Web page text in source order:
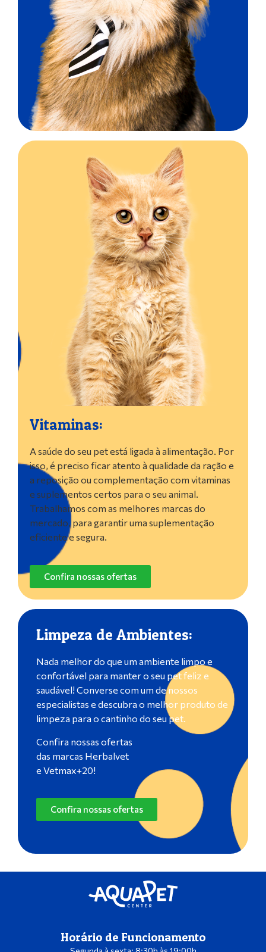
Vitaminas:
A saúde do seu pet está ligada à alimentação. Por
isso, é preciso ficar atento à qualidade da ração e
a reposição ou complementação com vitaminas
e suplementos certos para o seu animal.
Trabalhamos com as melhores marcas do
mercado, para garantir uma suplementação
eficiente e segura.
Confira nossas ofertas
Limpeza de Ambientes:
Nada melhor do que um ambiente limpo e
confortável para manter o seu pet feliz e
saudável! Converse com um de nossos
especialistas e descubra o melhor produto de
limpeza para o cantinho do seu pet.
Confira nossas ofertas
das marcas Herbalvet
e Vetmax+20!
Confira nossas ofertas
Horário de Funcionamento